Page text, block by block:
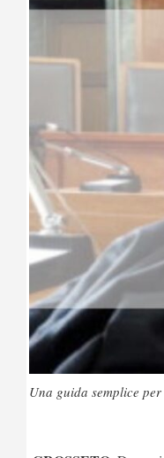
Una guida semplice